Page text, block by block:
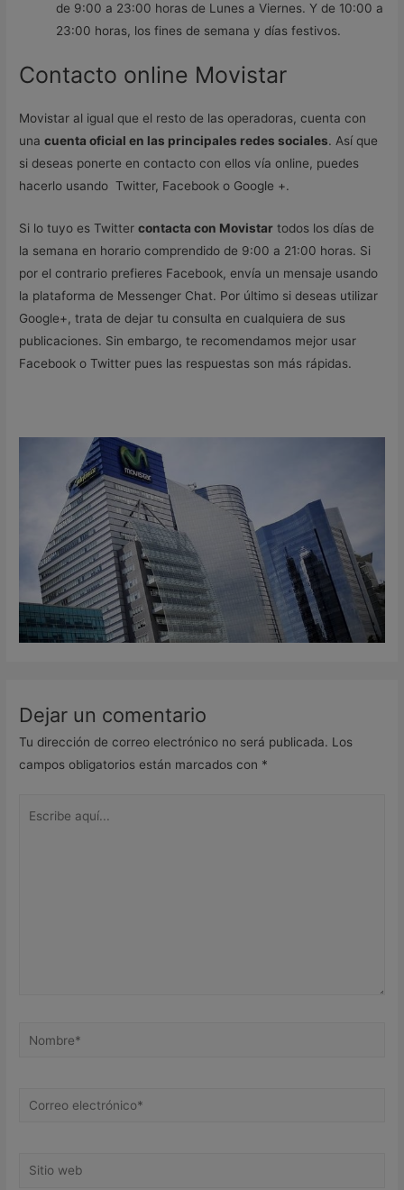
de 9:00 a 23:00 horas de Lunes a Viernes. Y de 10:00 a
23:00 horas, los fines de semana y días festivos.
Contacto online Movistar
Movistar al igual que el resto de las operadoras, cuenta con
unacuenta oficial en las principales redes sociales. Así que
si deseas ponerte en contacto con ellos vía online, puedes
hacerlo usando Twitter, Facebook o Google +.
Si lo tuyo es Twittercontacta con Movistar todos los días de
la semana en horario comprendido de 9:00 a 21:00 horas. Si
por el contrario prefieres Facebook, envía un mensaje usando
la plataforma de Messenger Chat. Por último si deseas utilizar
Google+, trata de dejar tu consulta en cualquiera de sus
publicaciones. Sin embargo, te recomendamos mejor usar
Facebook o Twitter pues las respuestas son más rápidas.
Dejar un comentario
Tu dirección de correo electrónico no será publicada. Los
campos obligatorios están marcados con *
Nombre*
Correo
Sitio